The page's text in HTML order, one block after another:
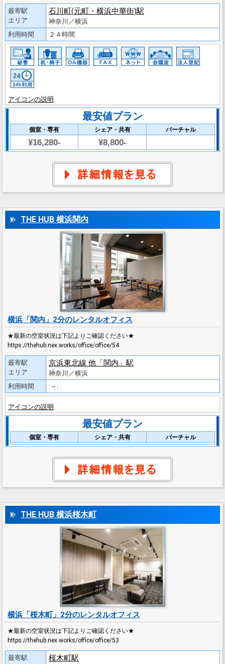
最寄駅
エリア
石川町(元町・横浜中華街)駅
神奈川／横浜
利用時間
２４時間
アイコンの説明
最安値プラン
個室・専有 シェア・共有 バーチャル
¥16,280- ¥8,800-
THE HUB 横浜関内
横浜「関内」2分のレンタルオフィス
★最新の空室状況は下記よりご確認ください★
https://thehub.nex.works/office/office/54
最寄駅
エリア
京浜東北線 他「関内」駅
神奈川／横浜
利用時間
:～:
アイコンの説明
最安値プラン
個室・専有 シェア・共有 バーチャル
THE HUB 横浜桜木町
横浜「桜木町」2分のレンタルオフィス
★最新の空室状況は下記よりご確認ください★
https://thehub.nex.works/office/office/53
最寄駅
桜木町駅